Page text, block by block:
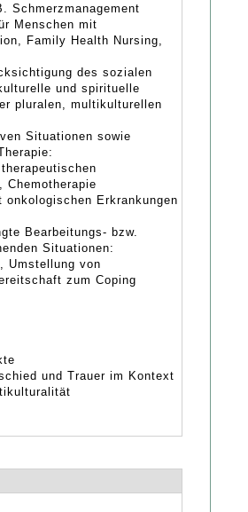
Schmerzmanagement
Menschen mit
Family Health Nursing,
des sozialen
und spirituelle
pluralen, multikulturellen
Situationen sowie
Chemotherapie
Erkrankungen
Bearbeitungs- bzw.
Situationen:
Umstellung von
zum Coping
und Trauer im Kontext